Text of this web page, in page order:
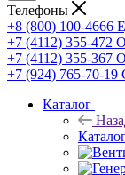
Телефоны
+8 (800) 100-4666
+7 (4112) 355-472
+7 (4112) 355-367
+7 (924) 765-70-19
Каталог